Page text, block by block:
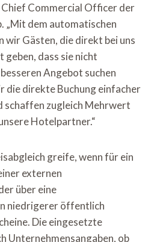
Chief Commercial Officer der
„Mit dem automatischen
wir Gästen, die direkt bei uns
geben, dass sie nicht
Angebot suchen
die direkte Buchung einfacher
schaffen zugleich Mehrwert
Hotelpartner.“
greife, wenn für ein
externen
über eine
niedrigerer öffentlich
Die eingesetzte
Unternehmensangaben, ob